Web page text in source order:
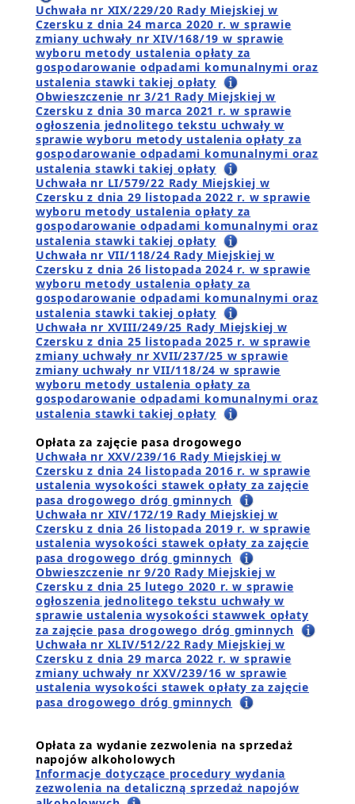
Uchwała nr XIX/229/20 Rady Miejskiej w
Czersku z dnia 24 marca 2020 r. w sprawie
zmiany uchwały nr XIV/168/19 w sprawie
wyboru metody ustalenia opłaty za
gospodarowanie odpadami komunalnymi oraz
ustalenia stawki takiej opłaty
Obwieszczenie nr 3/21 Rady Miejskiej w
Czersku z dnia 30 marca 2021 r. w sprawie
ogłoszenia jednolitego tekstu uchwały w
sprawie wyboru metody ustalenia opłaty za
gospodarowanie odpadami komunalnymi oraz
ustalenia stawki takiej opłaty
Uchwała nr LI/579/22 Rady Miejskiej w
Czersku z dnia 29 listopada 2022 r. w sprawie
wyboru metody ustalenia opłaty za
gospodarowanie odpadami komunalnymi oraz
ustalenia stawki takiej opłaty
Uchwała nr VII/118/24 Rady Miejskiej w
Czersku z dnia 26 listopada 2024 r. w sprawie
wyboru metody ustalenia opłaty za
gospodarowanie odpadami komunalnymi oraz
ustalenia stawki takiej opłaty
Uchwała nr XVIII/249/25 Rady Miejskiej w
Czersku z dnia 25 listopada 2025 r. w sprawie
zmiany uchwały nr XVII/237/25 w sprawie
zmiany uchwały nr VII/118/24 w sprawie
wyboru metody ustalenia opłaty za
gospodarowanie odpadami komunalnymi oraz
ustalenia stawki takiej opłaty
Opłata za zajęcie pasa drogowego
Uchwała nr XXV/239/16 Rady Miejskiej w
Czersku z dnia 24 listopada 2016 r. w sprawie
ustalenia wysokości stawek opłaty za zajęcie
pasa drogowego dróg gminnych
Uchwała nr XIV/172/19 Rady Miejskiej w
Czersku z dnia 26 listopada 2019 r. w sprawie
ustalenia wysokości stawek opłaty za zajęcie
pasa drogowego dróg gminnych
Obwieszczenie nr 9/20 Rady Miejskiej w
Czersku z dnia 25 lutego 2020 r. w sprawie
ogłoszenia jednolitego tekstu uchwały w
sprawie ustalenia wysokości stawwek opłaty
za zajęcie pasa drogowego dróg gminnych
Uchwała nr XLIV/512/22 Rady Miejskiej w
Czersku z dnia 29 marca 2022 r. w sprawie
zmiany uchwały nr XXV/239/16 w sprawie
ustalenia wysokości stawek opłaty za zajęcie
pasa drogowego dróg gminnych
Opłata za wydanie zezwolenia na sprzedaż
napojów alkoholowych
Informacje dotyczące procedury wydania
zezwolenia na detaliczną sprzedaż napojów